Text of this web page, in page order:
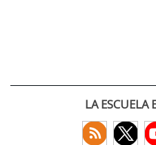
LA ESCUELA